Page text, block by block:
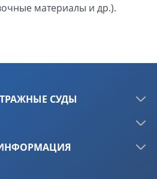
материалы и др.).
СУДЫ